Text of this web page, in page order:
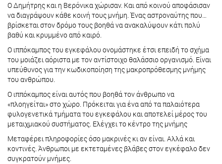
Ο Δημήτρης και η Βερόνικα χώρισαν. Και από κοινού αποφάσισαν
να διαγράψουν κάθε κοινή τους μνήμη. Ένας αστροναύτης που…
βρίσκεται στον δρόμο τους βοηθά να ανακαλύψουν κάτι πολύ
βαθύ και κρυμμένο από καιρό.
Ο ιππόκαμπος του εγκεφάλου ονομάστηκε έτσι επειδή το σχήμα
του μοιάζει αόριστα με τον αντίστοιχο θαλάσσιο οργανισμό. Είναι
υπεύθυνος για την κωδικοποίηση της μακροπρόθεσμης μνήμης
του ανθρώπου.
Ο ιππόκαμπος είναι αυτός που βοηθά τον άνθρωπο να
«πλοηγείται» στο χώρο. Πρόκειται για ένα από τα παλαιότερα
φυλογενετικά τμήματα του εγκεφάλου και αποτελεί μέρος του
μεταιχμιακού συστήματος. Ελέγχει το κέντρο της μνήμης
Μεταφέρει πληροφορίες όσο μακρινές κι αν είναι. Αλλά και
κοντινές. Άνθρωποι με εκτεταμένες βλάβες στον εγκέφαλο δεν
συγκρατούν μνήμες.